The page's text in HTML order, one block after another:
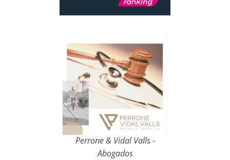
Perrone & Vidal Valls -
Abogados